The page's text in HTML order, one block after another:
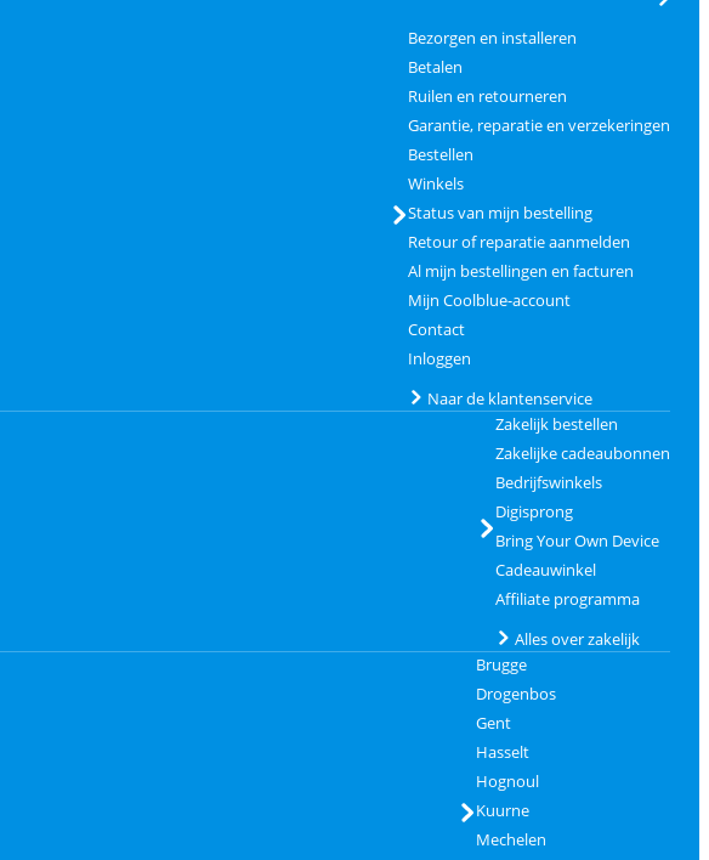
Bezorgen en installeren
Betalen
Ruilen en retourneren
Garantie, reparatie en verzekeringen
Bestellen
Winkels
Status van mijn bestelling
Retour of reparatie aanmelden
Al mijn bestellingen en facturen
Mijn Coolblue-account
Contact
Inloggen
Naar de klantenservice
Zakelijk bestellen
Zakelijke cadeaubonnen
Bedrijfswinkels
Digisprong
Bring Your Own Device
Cadeauwinkel
Affiliate programma
Alles over zakelijk
Brugge
Drogenbos
Gent
Hasselt
Hognoul
Kuurne
Mechelen